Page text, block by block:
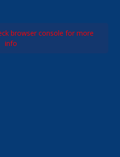
browser console for more
info